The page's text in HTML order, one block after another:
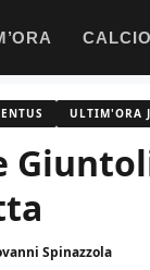
ULTIM'ORA
Spinazzola